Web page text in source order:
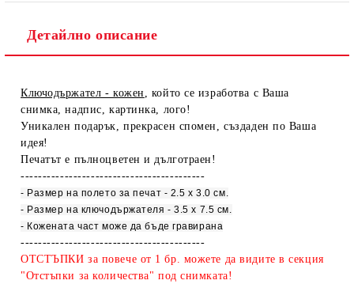
Детайлно описание
Ключодържател - кожен , който се изработва с Ваша
снимка, надпис, картинка, лого!
Уникален подарък, прекрасен спомен, създаден по Ваша
идея!
Печатът е пълноцветен и дълготраен!
------------------------------------------
- Размер на полето за печат - 2.5 х 3.0 см.
- Размер на ключодържателя - 3.5 х 7.5 см.
- Кожената част може да бъде гравирана
------------------------------------------
ОТСТЪПКИ за повече от 1 бр. можете да видите в секция
"Отстъпки за количества" под снимката!